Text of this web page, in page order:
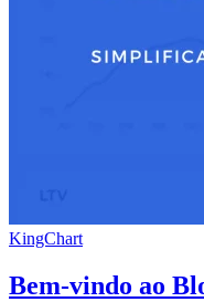
KingChart
Bem-vindo ao